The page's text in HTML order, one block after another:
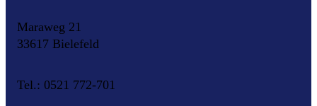
Maraweg 21
33617 Bielefeld
Tel.: 0521 772-701